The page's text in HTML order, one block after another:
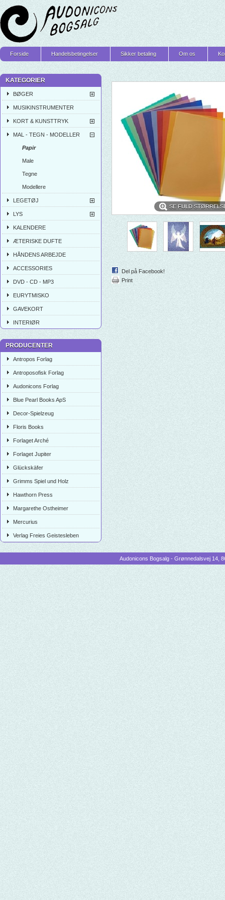
Forside Handelsbetingelser Sikker betaling Om os
KATEGORIER
BØGER
MUSIKINSTRUMENTER
KORT & KUNSTTRYK
MAL - TEGN - MODELLER
Papir
Male
Tegne
Modellere
LEGETØJ
LYS
KALENDERE
ÆTERISKE DUFTE
HÅNDENS ARBEJDE
ACCESSORIES
DVD - CD - MP3
EURYTMISKO
GAVEKORT
INTERIØR
PRODUCENTER
Antropos Forlag
Antroposofisk Forlag
Audonicons Forlag
Blue Pearl Books ApS
Decor-Spielzeug
Floris Books
Forlaget Arché
Forlaget Jupiter
Glückskäfer
Grimms Spiel und Holz
Hawthorn Press
Margarethe Ostheimer
Mercurius
Verlag Freies Geistesleben
SE FULD
Del på Facebook!
Print
Audonicons Bogsalg - Grønnedalsvej 14,